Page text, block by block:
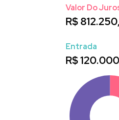
Valor Do
R$
Entrada
R$